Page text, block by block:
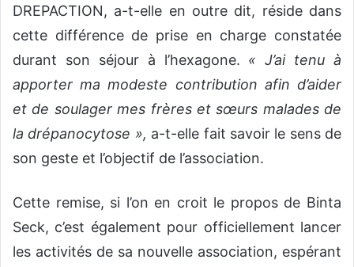
DREPACTION, a-t-elle en outre dit, réside dans
cette différence de prise en charge constatée
durant son séjour à l’hexagone. « J’ai tenu à
apporter ma modeste contribution afin d’aider
et de soulager mes frères et sœurs malades de
la drépanocytose », a-t-elle fait savoir le sens de
son geste et l’objectif de l’association.
Cette remise, si l’on en croit le propos de Binta
Seck, c’est également pour officiellement lancer
les activités de sa nouvelle association, espérant